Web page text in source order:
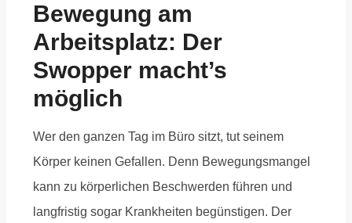
Bewegung am
Arbeitsplatz: Der
Swopper macht’s
möglich
Wer den ganzen Tag im Büro sitzt, tut seinem
Körper keinen Gefallen. Denn Bewegungsmangel
kann zu körperlichen Beschwerden führen und
langfristig sogar Krankheiten begünstigen. Der